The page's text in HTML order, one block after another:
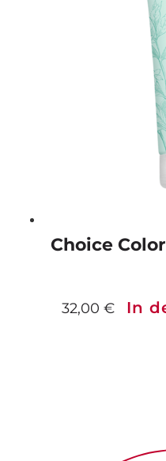
Choice
32,00€ In